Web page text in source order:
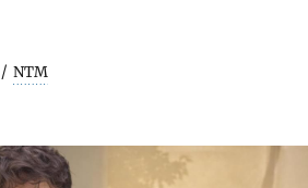
NTM